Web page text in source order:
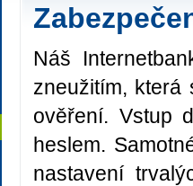
Náš
zneužitím, která
ověření. Vstup
heslem.
nastavení